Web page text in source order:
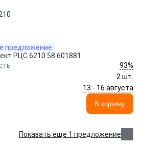
предложение
РЦС 6210 58 601881
93%
2 шт.
13 - 16 августа
В корзину
Показать еще 1 предложение